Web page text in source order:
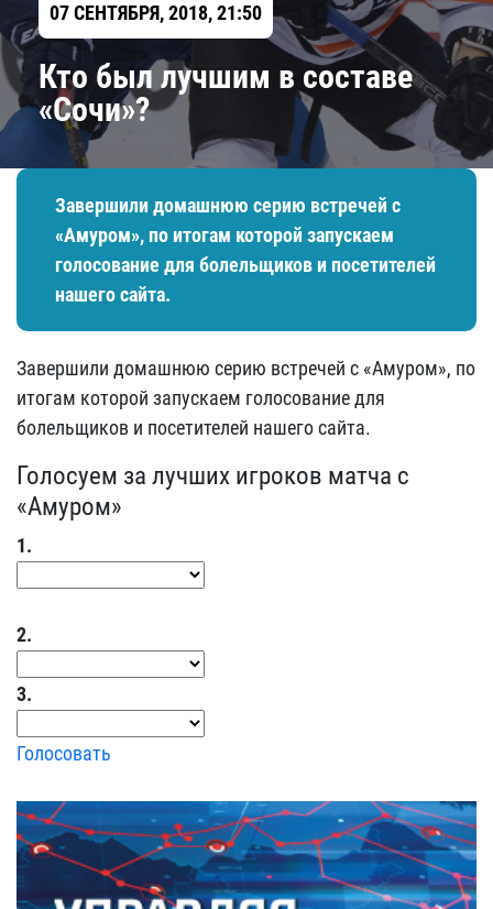
07 СЕНТЯБРЯ, 2018, 21:50
Кто был лучшим в составе
«Сочи»?
Завершили домашнюю серию встречей с
«Амуром», по итогам которой запускаем
голосование для болельщиков и посетителей
нашего сайта.
Завершили домашнюю серию встречей с «Амуром», по
итогам которой запускаем голосование для
болельщиков и посетителей нашего сайта.
Голосуем за лучших игроков матча с
«Амуром»
1.
2.
3.
Голосовать